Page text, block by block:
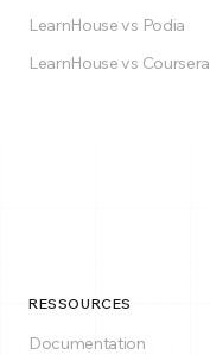
LearnHouse vs Podia
LearnHouse vs Coursera
RESSOURCES
Documentation